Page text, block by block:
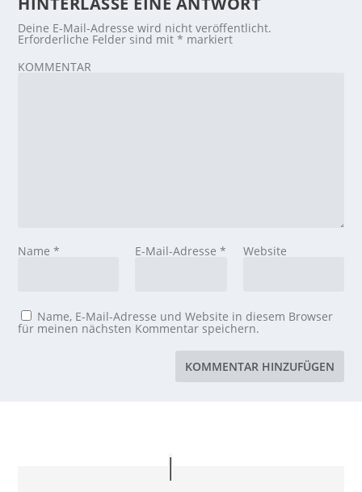
Deine E-Mail-Adresse wird nicht veröffentlicht.
Erforderliche Felder sind mit* markiert
KOMMENTAR
Name* E-Mail-Adresse * Website
Name, E-Mail-Adresse und Website in diesem Browser
für meinen nächsten Kommentar speichern.